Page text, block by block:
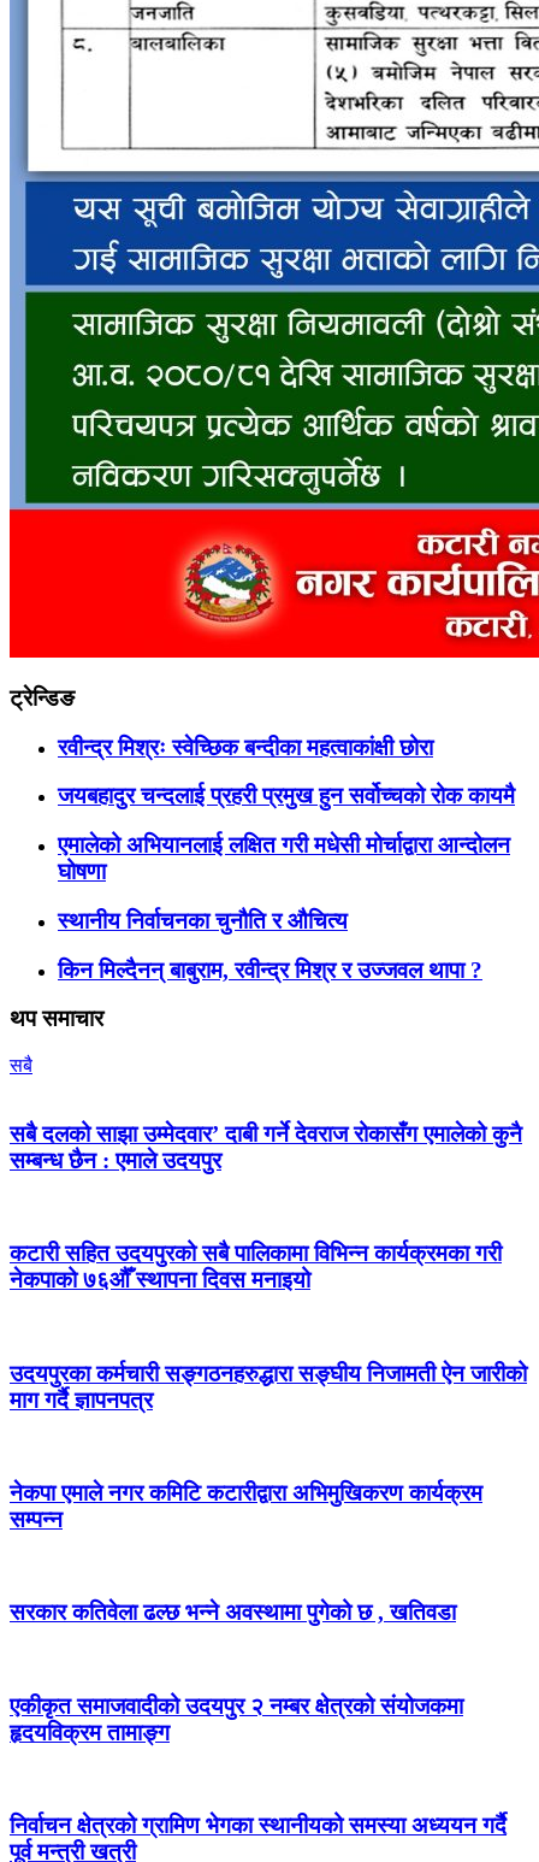
ट्रेन्डिङ
रवीन्द्र मिश्रः स्वेच्छिक बन्दीका महत्वाकांक्षी छोरा
जयबहादुर चन्दलाई प्रहरी प्रमुख हुन सर्वोच्चको रोक कायमै
एमालेको अभियानलाई लक्षित गरी मधेसी मोर्चाद्वारा आन्दोलन
घोषणा
स्थानीय निर्वाचनका चुनौति र औचित्य
किन मिल्दैनन् बाबुराम, रवीन्द्र मिश्र र उज्जवल थापा ?
थप समाचार
सबै
सबै दलको साझा उम्मेदवार’ दाबी गर्ने देवराज रोकासँग एमालेको कुनै
सम्बन्ध छैन : एमाले उदयपुर
कटारी सहित उदयपुरको सबै पालिकामा विभिन्न कार्यक्रमका गरी
नेकपाको ७६औँ स्थापना दिवस मनाइयो
उदयपुरका कर्मचारी सङ्गठनहरुद्धारा सङ्घीय निजामती ऐन जारीको
माग गर्दै ज्ञापनपत्र
नेकपा एमाले नगर कमिटि कटारीद्वारा अभिमुखिकरण कार्यक्रम
सम्पन्न
सरकार कतिवेला ढल्छ भन्ने अवस्थामा पुगेको छ , खतिवडा
एकीकृत समाजवादीको उदयपुर २ नम्बर क्षेत्रको संयोजकमा
हृदयविक्रम तामाङ्ग
निर्वाचन क्षेत्रको ग्रामिण भेगका स्थानीयको समस्या अध्ययन गर्दै
पूर्व मन्त्री खत्री